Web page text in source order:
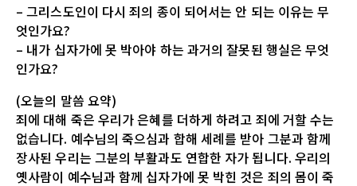
– 그리스도인이 다시 죄의 종이 되어서는 안 되는 이유는 무
엇인가요?
– 내가 십자가에 못 박아야 하는 과거의 잘못된 행실은 무엇
인가요?
(오늘의 말씀 요약)
죄에 대해 죽은 우리가 은혜를 더하게 하려고 죄에 거할 수는
없습니다. 예수님의 죽으심과 합해 세례를 받아 그분과 함께
장사된 우리는 그분의 부활과도 연합한 자가 됩니다. 우리의
옛사람이 예수님과 함께 십자가에 못 박힌 것은 죄의 몸이 죽